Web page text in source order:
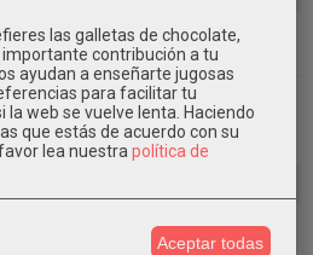
las galletas de chocolate,
contribución a tu
ayudan a enseñarte jugosas
para facilitar tu
la web se vuelve lenta. Haciendo
que estás de acuerdo con su
lea nuestra política de
Aceptar todas